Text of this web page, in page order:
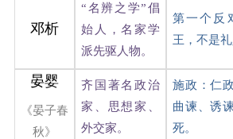
邓析
“名辨之学”倡
始人，名家学
派先驱人物。
第一个反
王，不是礼
晏婴
《晏子春
秋》
齐国著名政治
家、思想家、
外交家。
施政：仁
曲谏、诱
死。